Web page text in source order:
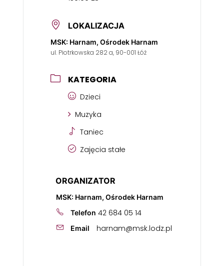
LOKALIZACJA
MSK: Harnam, Ośrodek Harnam
ul. Piotrkowska 282 a, 90-001 Łóź
KATEGORIA
Dzieci
Muzyka
Taniec
Zajęcia stałe
ORGANIZATOR
MSK: Harnam, Ośrodek Harnam
Telefon 42 684 05 14
Email harnam@msk.lodz.pl